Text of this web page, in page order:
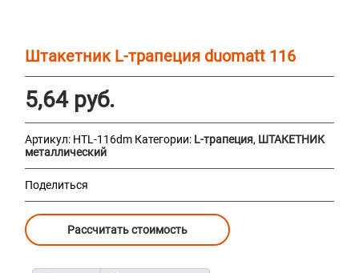
Штакетник L-трапеция duomatt 116
5,64 руб.
Артикул: HTL-116dm Категории: L-трапеция, ШТАКЕТНИК
металлический
Поделиться
Рассчитать стоимость